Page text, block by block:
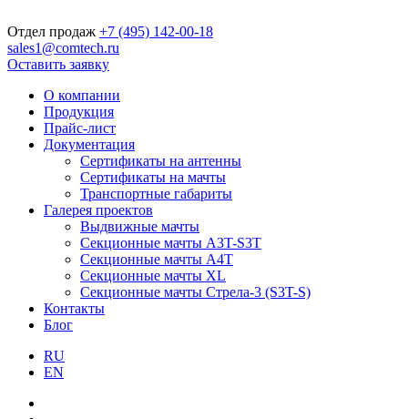
Отдел продаж +7 (495) 142-00-18
sales1@comtech.ru
Оставить заявку
О компании
Продукция
Прайс-лист
Документация
Сертификаты на антенны
Сертификаты на мачты
Транспортные габариты
Галерея проектов
Выдвижные мачты
Секционные мачты A3T-S3T
Секционные мачты A4T
Секционные мачты XL
Секционные мачты Стрела-3 (S3T-S)
Контакты
Блог
RU
EN